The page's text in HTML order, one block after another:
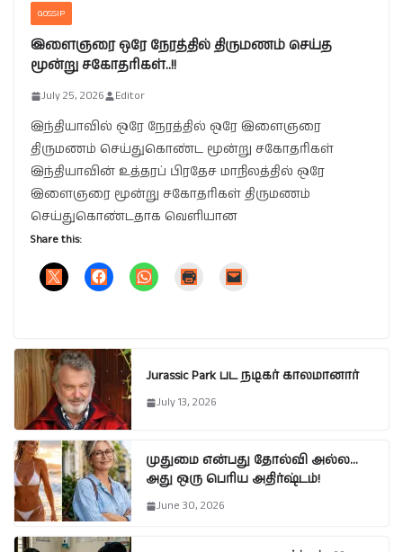
GOSSIP
இளைஞரை ஒரே நேரத்தில் திருமணம் செய்த
மூன்று சகோதரிகள்..!!
July 25, 2026 Editor
இந்தியாவில் ஒரே நேரத்தில் ஒரே இளைஞரை
திருமணம் செய்துகொண்ட மூன்று சகோதரிகள்
இந்தியாவின் உத்தரப் பிரதேச மாநிலத்தில் ஒரே
இளைஞரை மூன்று சகோதரிகள் திருமணம்
செய்துகொண்டதாக வெளியான
Share this:
Jurassic Park பட நடிகர் காலமானார்
July 13, 2026
முதுமை என்பது தோல்வி அல்ல…
அது ஒரு பெரிய அதிர்ஷ்டம்!
June 30, 2026